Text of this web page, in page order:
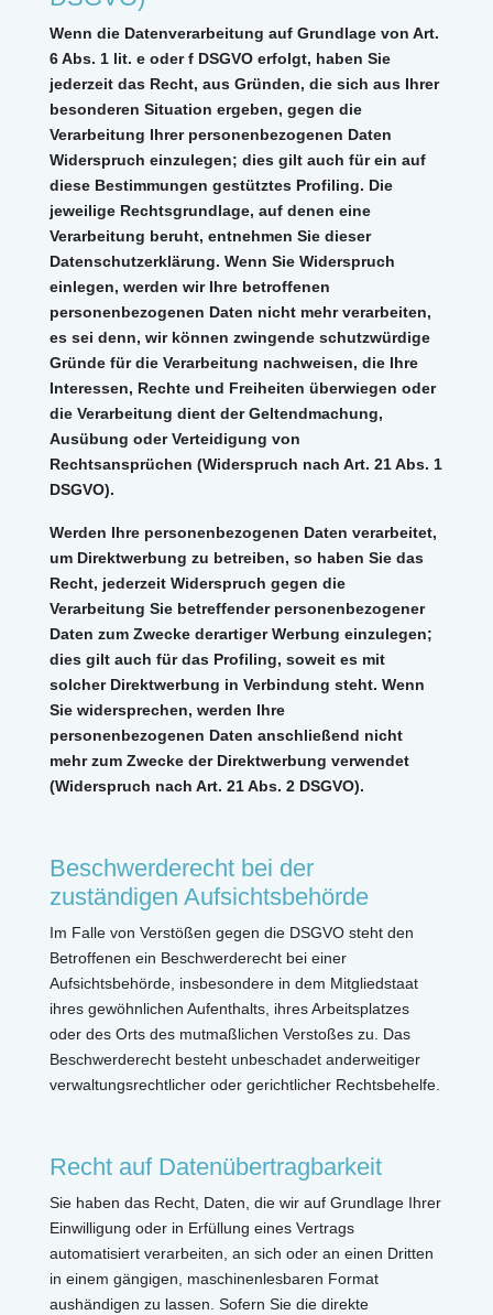
Wenn die Datenverarbeitung auf Grundlage von Art.
6 Abs. 1 lit. e oder f DSGVO erfolgt, haben Sie
jederzeit das Recht, aus Gründen, die sich aus Ihrer
besonderen Situation ergeben, gegen die
Verarbeitung Ihrer personenbezogenen Daten
Widerspruch einzulegen; dies gilt auch für ein auf
diese Bestimmungen gestütztes Profiling. Die
jeweilige Rechtsgrundlage, auf denen eine
Verarbeitung beruht, entnehmen Sie dieser
Datenschutzerklärung. Wenn Sie Widerspruch
einlegen, werden wir Ihre betroffenen
personenbezogenen Daten nicht mehr verarbeiten,
es sei denn, wir können zwingende schutzwürdige
Gründe für die Verarbeitung nachweisen, die Ihre
Interessen, Rechte und Freiheiten überwiegen oder
die Verarbeitung dient der Geltendmachung,
Ausübung oder Verteidigung von
Rechtsansprüchen (Widerspruch nach Art. 21 Abs. 1
DSGVO).
Werden Ihre personenbezogenen Daten verarbeitet,
um Direktwerbung zu betreiben, so haben Sie das
Recht, jederzeit Widerspruch gegen die
Verarbeitung Sie betreffender personenbezogener
Daten zum Zwecke derartiger Werbung einzulegen;
dies gilt auch für das Profiling, soweit es mit
solcher Direktwerbung in Verbindung steht. Wenn
Sie widersprechen, werden Ihre
personenbezogenen Daten anschließend nicht
mehr zum Zwecke der Direktwerbung verwendet
(Widerspruch nach Art. 21 Abs. 2 DSGVO).
Beschwerderecht bei der
zuständigen Aufsichtsbehörde
Im Falle von Verstößen gegen die DSGVO steht den
Betroffenen ein Beschwerderecht bei einer
Aufsichtsbehörde, insbesondere in dem Mitgliedstaat
ihres gewöhnlichen Aufenthalts, ihres Arbeitsplatzes
oder des Orts des mutmaßlichen Verstoßes zu. Das
Beschwerderecht besteht unbeschadet anderweitiger
verwaltungsrechtlicher oder gerichtlicher Rechtsbehelfe.
Recht auf Datenübertragbarkeit
Sie haben das Recht, Daten, die wir auf Grundlage Ihrer
Einwilligung oder in Erfüllung eines Vertrags
automatisiert verarbeiten, an sich oder an einen Dritten
in einem gängigen, maschinenlesbaren Format
aushändigen zu lassen. Sofern Sie die direkte